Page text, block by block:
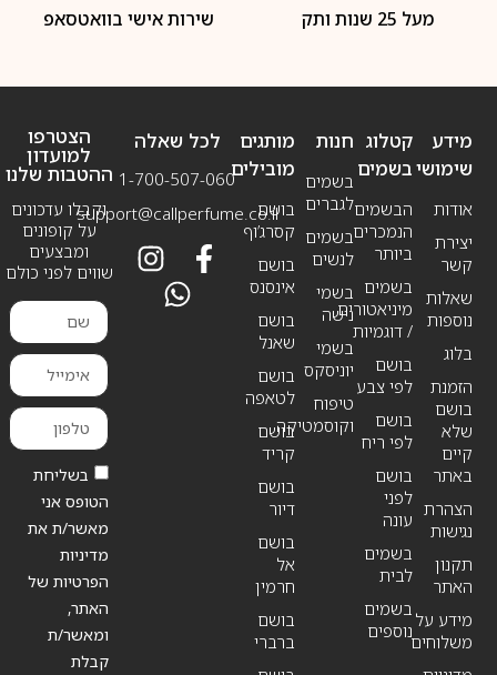
מעל 25 שנות ותק שירות אישי בוואטסאפ
מידע
שימושי
אודות
יצירת
קשר
שאלות
נוספות
בלוג
הזמנת
בושם
שלא
קיים
באתר
הצהרת
נגישות
תקנון
האתר
מידע על
משלוחים
חנות
בשמים
לגברים
בשמים
לנשים
בשמי
נישה
בשמי
יוניסקס
טיפוח
וקוסמטיקה
קטלוג
בשמים
הבשמים
הנמכרים
ביותר
בשמים
מיניאטורים
/ דוגמיות
בושם
לפי צבע
בושם
לפי ריח
בושם
לפני
עונה
בשמים
לבית
בשמים
נוספים
מותגים
מובילים
בושם
קסרג’וף
בושם
אינסנס
בושם
שאנל
בושם
לטאפה
בושם
קריד
בושם
דיור
בושם
אל
חרמין
בושם
ברברי
לכל שאלה
1-700-507-060
support@callperfume.co.il
הצטרפו
למועדון
ההטבות שלנו
וקבלו עדכונים
על קופונים
ומבצעים
שווים לפני כולם
בשליחת
הטופס אני
מאשר/ת את
מדיניות
הפרטיות של
האתר,
ומאשר/ת
קבלת